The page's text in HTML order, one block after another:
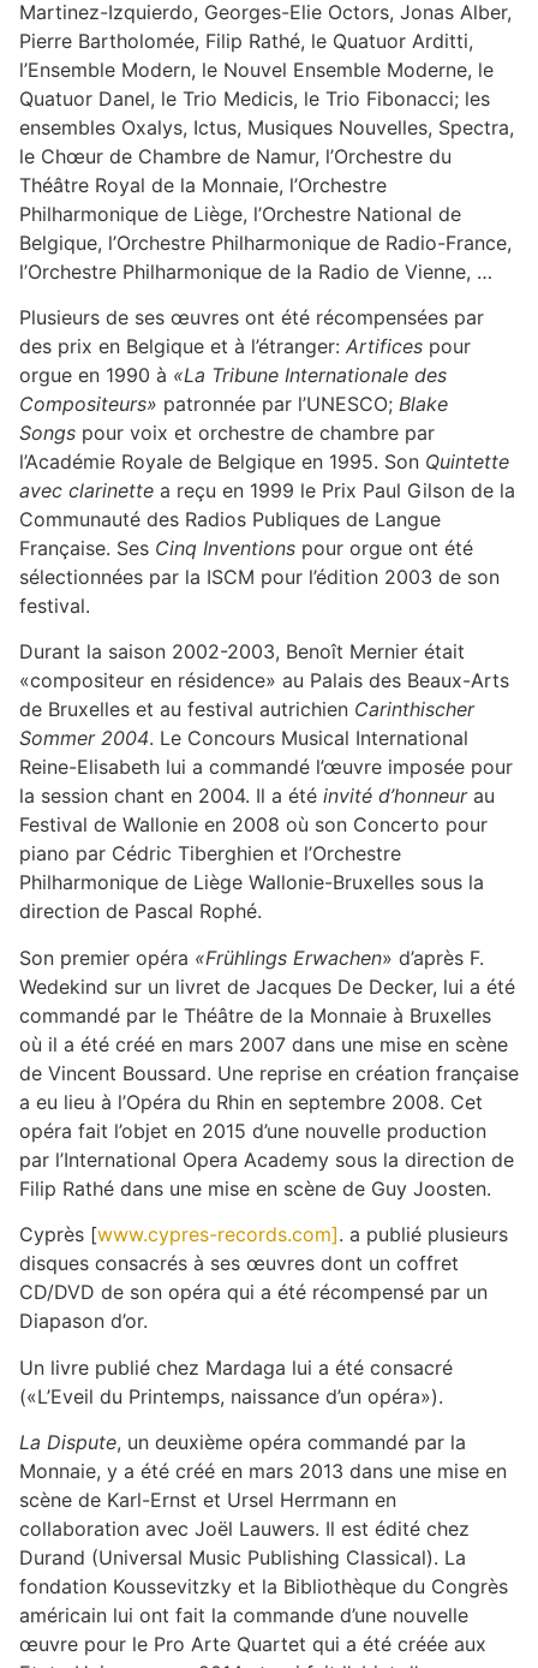
Martinez-Izquierdo, Georges-Elie Octors, Jonas Alber,
Pierre Bartholomée, Filip Rathé, le Quatuor Arditti,
l’Ensemble Modern, le Nouvel Ensemble Moderne, le
Quatuor Danel, le Trio Medicis, le Trio Fibonacci; les
ensembles Oxalys, Ictus, Musiques Nouvelles, Spectra,
le Chœur de Chambre de Namur, l’Orchestre du
Théâtre Royal de la Monnaie, l’Orchestre
Philharmonique de Liège, l’Orchestre National de
Belgique, l’Orchestre Philharmonique de Radio-France,
l’Orchestre Philharmonique de la Radio de Vienne, …
Plusieurs de ses œuvres ont été récompensées par
des prix en Belgique et à l’étranger: Artifices pour
orgue en 1990 à «La Tribune Internationale des
Compositeurs» patronnée par l’UNESCO; Blake
Songs pour voix et orchestre de chambre par
l’Académie Royale de Belgique en 1995. Son Quintette
avec clarinette a reçu en 1999 le Prix Paul Gilson de la
Communauté des Radios Publiques de Langue
Française. Ses Cinq Inventions pour orgue ont été
sélectionnées par la ISCM pour l’édition 2003 de son
festival.
Durant la saison 2002-2003, Benoît Mernier était
«compositeur en résidence» au Palais des Beaux-Arts
de Bruxelles et au festival autrichien Carinthischer
Sommer 2004. Le Concours Musical International
Reine-Elisabeth lui a commandé l’œuvre imposée pour
la session chant en 2004. Il a été invité d’honneurau
Festival de Wallonie en 2008 où son Concerto pour
piano par Cédric Tiberghien et l’Orchestre
Philharmonique de Liège Wallonie-Bruxelles sous la
direction de Pascal Rophé.
Son premier opéra «Frühlings Erwachen» d’après F.
Wedekind sur un livret de Jacques De Decker, lui a été
commandé par le Théâtre de la Monnaie à Bruxelles
où il a été créé en mars 2007 dans une mise en scène
de Vincent Boussard. Une reprise en création française
a eu lieu à l’Opéra du Rhin en septembre 2008. Cet
opéra fait l’objet en 2015 d’une nouvelle production
par l’International Opera Academy sous la direction de
Filip Rathé dans une mise en scène de Guy Joosten.
Cyprès [www.cypres-records.com]. a publié plusieurs
disques consacrés à ses œuvres dont un coffret
CD/DVD de son opéra qui a été récompensé par un
Diapason d’or.
Un livre publié chez Mardaga lui a été consacré
(«L’Eveil du Printemps, naissance d’un opéra»).
La Dispute, un deuxième opéra commandé par la
Monnaie, y a été créé en mars 2013 dans une mise en
scène de Karl-Ernst et Ursel Herrmann en
collaboration avec Joël Lauwers. Il est édité chez
Durand (Universal Music Publishing Classical). La
fondation Koussevitzky et la Bibliothèque du Congrès
américain lui ont fait la commande d’une nouvelle
œuvre pour le Pro Arte Quartet qui a été créée aux